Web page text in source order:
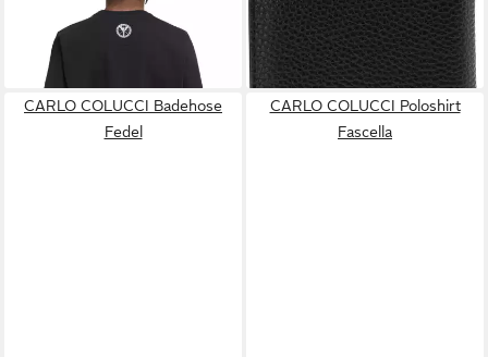
lieferbar - in 2-3 Werktagen bei dir
lieferbar - in 2-3 Werktagen bei dir
CARLO COLUCCI Badehose
Fedel
CARLO COLUCCI Poloshirt
Fascella